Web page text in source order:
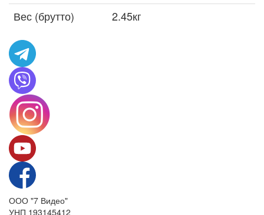
Вес (брутто)
2.45кг
ООО "7 Видео"
УНП 193145412